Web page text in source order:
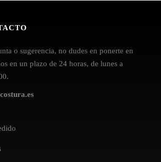
o sugerencia, no dudes en ponerte en
en un plazo de 24 horas, de lunes a